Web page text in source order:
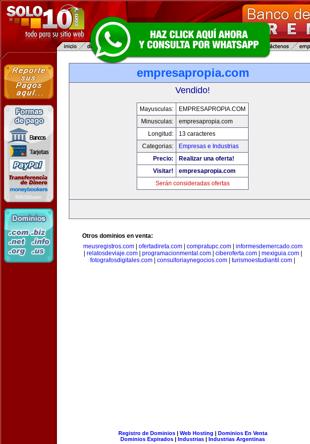
empresapropia.com
Vendido!
Mayusculas:
EMPRESAPROPIA.COM
Minusculas:
empresapropia.com
Longitud:
13 caracteres
Categorias:
Empresas e Industrias
Precio:
Realizar una oferta!
Visitar!
empresapropia.com
Serán consideradas ofertas
Otros dominios en venta:
meusregistros.com| ofertadireta.com| compratupc.com| informesdemercado.com
relatosdeviaje.com| programacionmental.com| ciberoferta.com| mexiguia.com|
fotografosdigitales.com
consultoriaynegocios.com turismoestudiantil.com
Registro de Dominios| Web Hosting | Dominios En Venta
Dominios Expirados | Industrias | Industrias Argentinas